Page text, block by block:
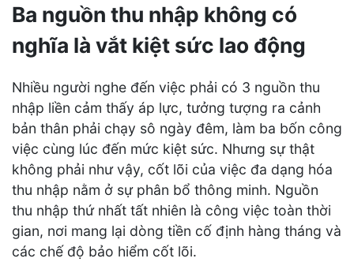
Ba nguồn thu nhập không có
nghĩa là vắt kiệt sức lao động
Nhiều người nghe đến việc phải có 3 nguồn thu
nhập liền cảm thấy áp lực, tưởng tượng ra cảnh
bản thân phải chạy sô ngày đêm, làm ba bốn công
việc cùng lúc đến mức kiệt sức. Nhưng sự thật
không phải như vậy, cốt lõi của việc đa dạng hóa
thu nhập nằm ở sự phân bổ thông minh. Nguồn
thu nhập thứ nhất tất nhiên là công việc toàn thời
gian, nơi mang lại dòng tiền cố định hàng tháng và
các chế độ bảo hiểm cốt lõi.